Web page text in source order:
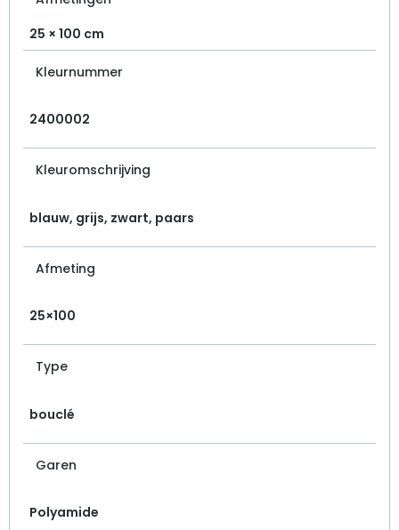
25 × 100 cm
Kleurnummer
2400002
Kleuromschrijving
blauw, grijs, zwart, paars
Afmeting
25×100
Type
bouclé
Garen
Polyamide